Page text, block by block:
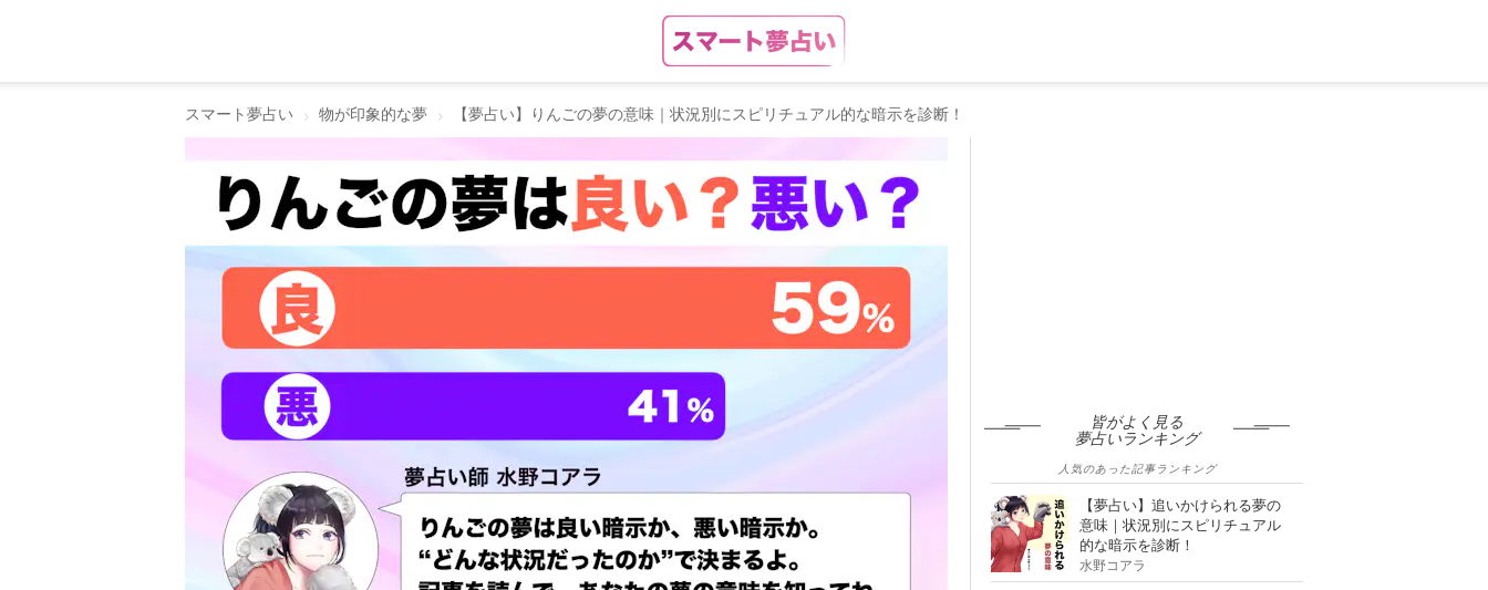
スマート夢占い 物が印象的な夢 【夢占い】りんごの夢の意味｜状況別にスピリチュアル的な暗示を診断！
皆がよく見る
夢占いランキング
人気のあった記事ランキング
【夢占い】追いかけられる夢の
意味｜状況別にスピリチュアル
的な暗示を診断！
水野コアラ